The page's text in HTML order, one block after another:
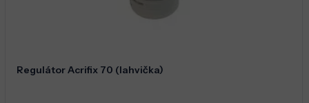
Regulátor Acrifix 70 (lahvička)